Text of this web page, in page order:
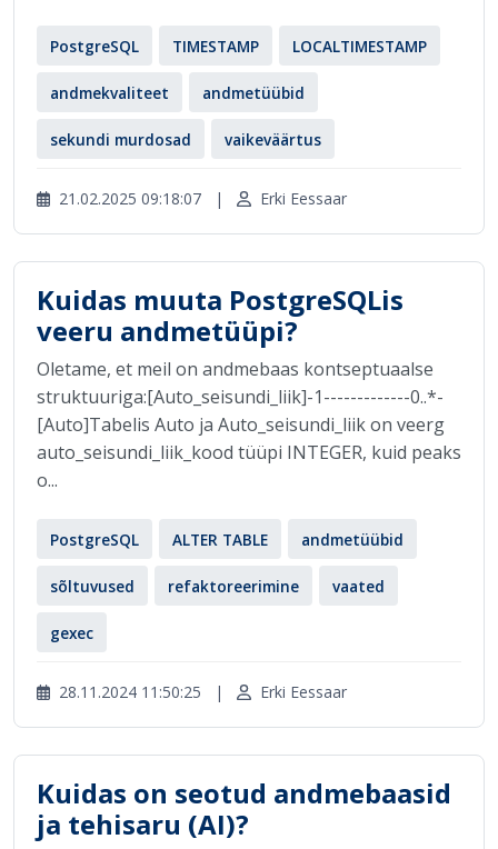
PostgreSQL TIMESTAMP LOCALTIMESTAMP
andmekvaliteet andmetüübid
sekundi murdosad vaikeväärtus
21.02.2025 09:18:07 | Erki Eessaar
Kuidas muuta PostgreSQLis
veeru andmetüüpi?
Oletame, et meil on andmebaas kontseptuaalse
struktuuriga:[Auto_seisundi_liik]-1-------------0..*-
[Auto]Tabelis Auto ja Auto_seisundi_liik on veerg
auto_seisundi_liik_kood tüüpi INTEGER, kuid peaks
o...
PostgreSQL ALTER TABLE andmetüübid
sõltuvused refaktoreerimine vaated
gexec
28.11.2024 11:50:25 | Erki Eessaar
Kuidas on seotud andmebaasid
ja tehisaru (AI)?